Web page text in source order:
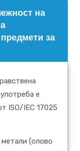
на
за
е
ISO/IEC 17025
метали (олово